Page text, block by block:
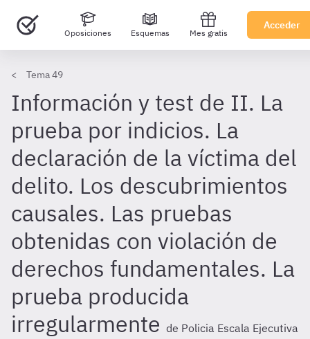
Oposiciones Esquemas Mes gratis
Acceder
Tema 49
Información y test de II. La
prueba por indicios. La
declaración de la víctima del
delito. Los descubrimientos
causales. Las pruebas
obtenidas con violación de
derechos fundamentales. La
prueba producida
irregularmente de Policia Escala Ejecutiva